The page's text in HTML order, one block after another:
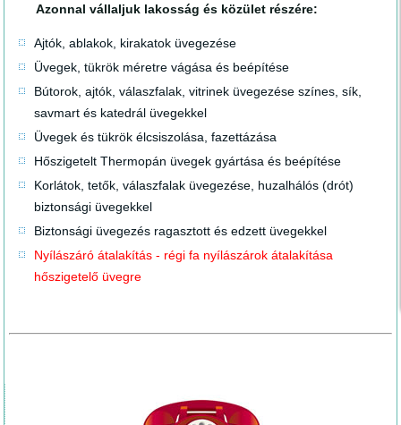
Azonnal vállaljuk lakosság és közület részére:
Ajtók, ablakok, kirakatok üvegezése
Üvegek, tükrök méretre vágása és beépítése
Bútorok, ajtók, válaszfalak, vitrinek üvegezése színes, sík,
savmart és katedrál üvegekkel
Üvegek és tükrök élcsiszolása, fazettázása
Hőszigetelt Thermopán üvegek gyártása és beépítése
Korlátok, tetők, válaszfalak üvegezése, huzalhálós (drót)
biztonsági üvegekkel
Biztonsági üvegezés ragasztott és edzett üvegekkel
Nyílászáró átalakítás - régi fa nyílászárok átalakítása
hőszigetelő üvegre